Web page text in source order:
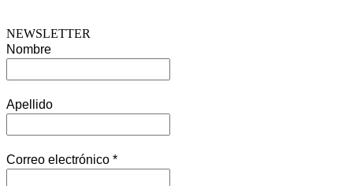
NEWSLETTER
Nombre
Apellido
Correo electrónico *